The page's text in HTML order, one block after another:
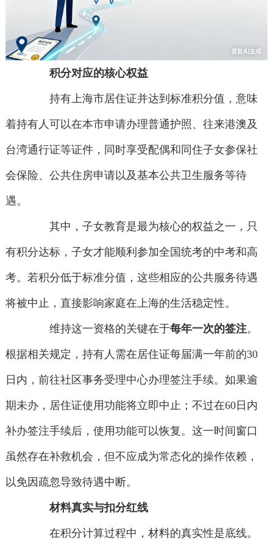
积分对应的核心权益
持有上海市居住证并达到标准积分值，意味
着持有人可以在本市申请办理普通护照、往来港澳及
台湾通行证等证件，同时享受配偶和同住子女参保社
会保险、公共住房申请以及基本公共卫生服务等待
遇。
其中，子女教育是最为核心的权益之一，只
有积分达标，子女才能顺利参加全国统考的中考和高
考。若积分低于标准分值，这些相应的公共服务待遇
将被中止，直接影响家庭在上海的生活稳定性。
维持这一资格的关键在于每年一次的签注。
根据相关规定，持有人需在居住证每届满一年前的30
日内，前往社区事务受理中心办理签注手续。如果逾
期未办，居住证使用功能将立即中止；不过在60日内
补办签注手续后，使用功能可以恢复。这一时间窗口
虽然存在补救机会，但不应成为常态化的操作依赖，
以免因疏忽导致待遇中断。
材料真实与扣分红线
在积分计算过程中，材料的真实性是底线。